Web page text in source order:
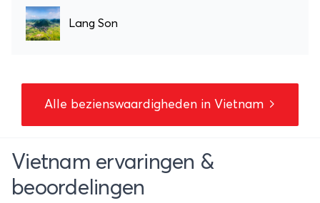
Lang Son
Alle bezienswaardigheden in Vietnam
Vietnam ervaringen &
beoordelingen